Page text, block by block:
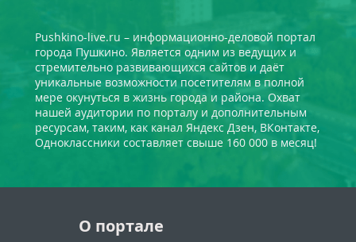
Pushkino-live.ru – информационно-деловой портал
города Пушкино. Является одним из ведущих и
стремительно развивающихся сайтов и даёт
уникальные возможности посетителям в полной
мере окунуться в жизнь города и района. Охват
нашей аудитории по порталу и дополнительным
ресурсам, таким, как канал Яндекс Дзен, ВКонтакте,
Одноклассники составляет свыше 160 000 в месяц!
О портале